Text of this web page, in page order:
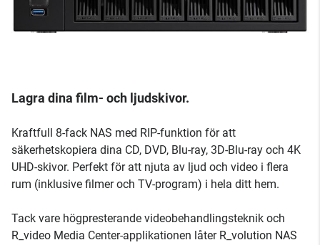
Lagra dina film- och ljudskivor.
Kraftfull 8-fack NAS med RIP-funktion för att
säkerhetskopiera dina CD, DVD, Blu-ray, 3D-Blu-ray och 4K
UHD-skivor. Perfekt för att njuta av ljud och video i flera
rum (inklusive filmer och TV-program) i hela ditt hem.
Tack vare högpresterande videobehandlingsteknik och
R_video Media Center-applikationen låter R_volution NAS